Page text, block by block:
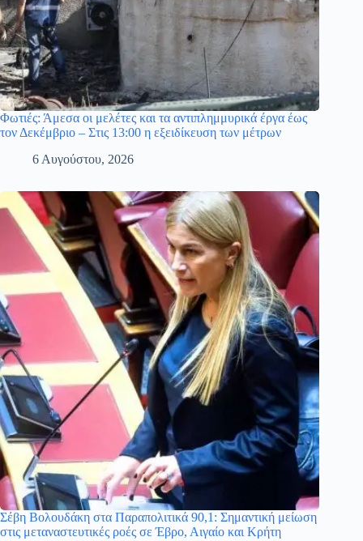
Φωτιές: Άμεσα οι μελέτες και τα αντιπλημμυρικά έργα έως
τον Δεκέμβριο – Στις 13:00 η εξειδίκευση των μέτρων
6 Αυγούστου, 2026
Σέβη Βολουδάκη στα Παραπολιτικά 90,1: Σημαντική μείωση
στις μεταναστευτικές ροές σε Έβρο, Αιγαίο και Κρήτη